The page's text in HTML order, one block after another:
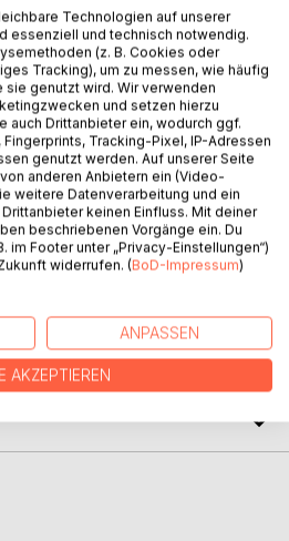
ist heute so aktuell wie
diesen Traum, dem hektischen
Die Autorin ging
humorvollen und manchmal
Bildern, beschreibt sie
in der schwedischen
in ein anderes Leben gelohnt?
nur durch ungewöhnliche
durch Farbe und Lebendigkeit
besticht.
Technologien auf unserer
essenziell und technisch notwendig.
(z. B. Cookies oder
Tracking), um zu messen, wie häufig
genutzt wird. Wir verwenden
und setzen hierzu
auch Drittanbieter ein, wodurch ggf.
Tracking-Pixel, IP-Adressen
genutzt werden. Auf unserer Seite
anderen Anbietern ein (Video-
weitere Datenverarbeitung und ein
keinen Einfluss. Mit deiner
beschriebenen Vorgänge ein. Du
im Footer unter „Privacy-Einstellungen“)
widerrufen. (BoD-Impressum)
ANPASSEN
AKZEPTIEREN